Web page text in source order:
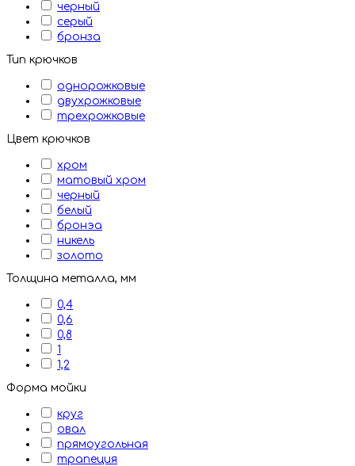
черный
серый
бронза
Тип крючков
однорожковые
двухрожковые
трехрожковые
Цвет крючков
хром
матовый хром
черный
белый
бронэа
никель
золото
Толщина металла, мм
0,4
0,6
0,8
1
1,2
Форма мойки
круг
овал
прямоугольная
трапеция